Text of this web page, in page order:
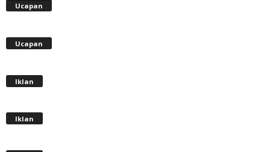
Ucapan
Ucapan
Iklan
Iklan